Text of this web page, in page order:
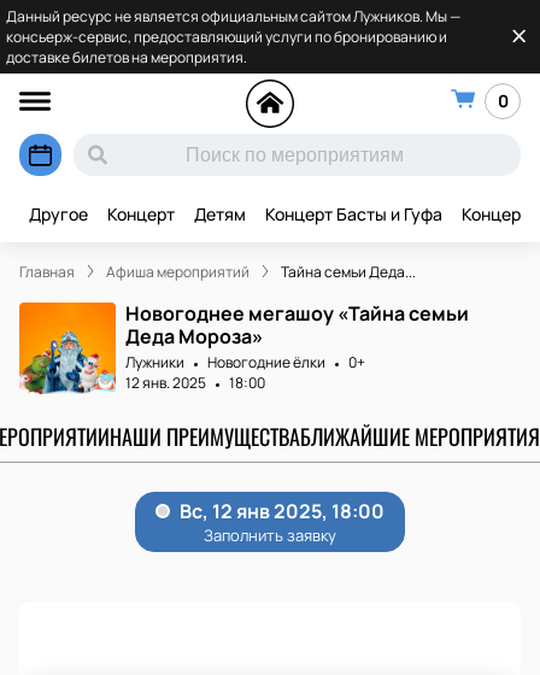
Данный ресурс не является официальным сайтом Лужников. Мы —
консьерж-сервис, предоставляющий услуги по бронированию и
доставке билетов на мероприятия.
0
Другое Концерт Детям Концерт Басты и Гуфа Концерт
Главная Афиша мероприятий Тайна семьи Деда...
Новогоднее мегашоу «Тайна семьи
Деда Мороза»
Лужники Новогодние ёлки
0+
12 янв. 2025
18:00
НАШИ ПРЕИМУЩЕСТВАБЛИЖАЙШИЕ МЕРОПРИЯТИЯ